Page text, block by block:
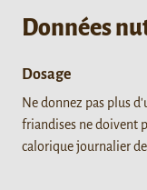
Données
Dosage
Ne donnez pas plus
friandises ne doivent
calorique journalier de